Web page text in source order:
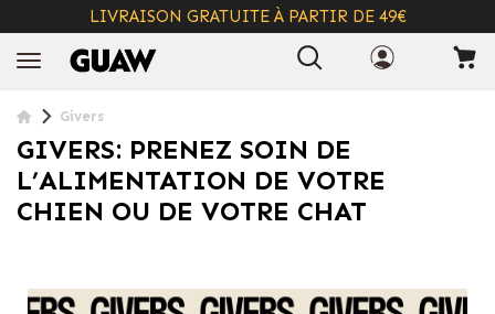
LIVRAISON GRATUITE À PARTIR DE 49€
Givers
GIVERS: PRENEZ SOIN DE
L’ALIMENTATION DE VOTRE
CHIEN OU DE VOTRE CHAT